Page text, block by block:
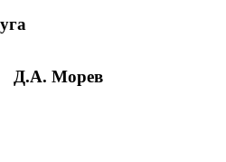
Д.А. Морев